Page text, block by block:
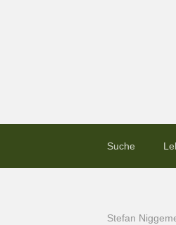
Suche
Stefan